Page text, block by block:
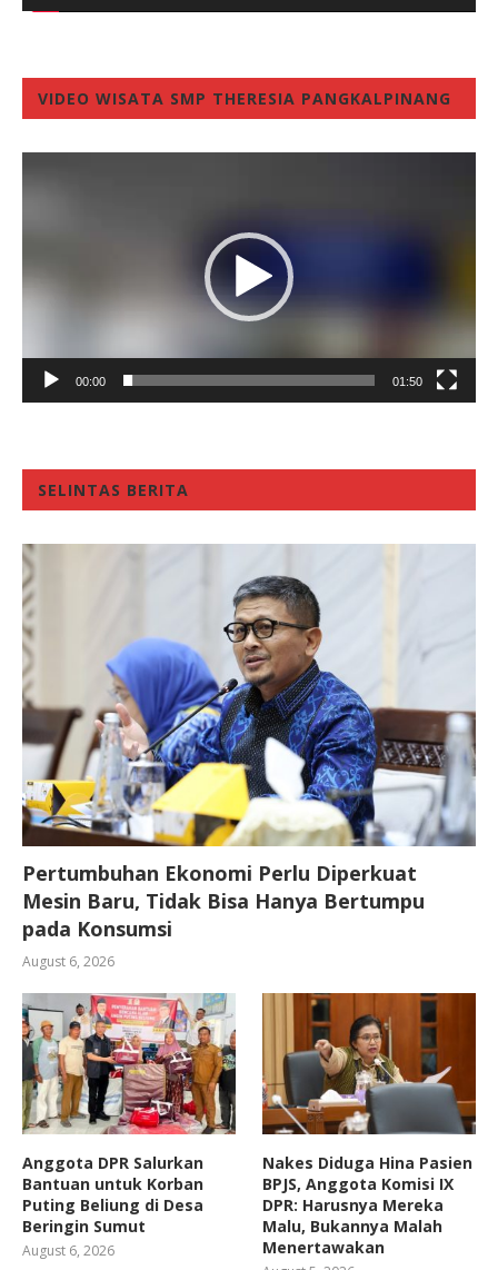
VIDEO WISATA SMP THERESIA PANGKALPINANG
00:00 01:50
SELINTAS BERITA
Pertumbuhan Ekonomi Perlu Diperkuat
Mesin Baru, Tidak Bisa Hanya Bertumpu
pada Konsumsi
August 6, 2026
Anggota DPR Salurkan
Bantuan untuk Korban
Puting Beliung di Desa
Beringin Sumut
August 6, 2026
Nakes Diduga Hina Pasien
BPJS, Anggota Komisi IX
DPR: Harusnya Mereka
Malu, Bukannya Malah
Menertawakan